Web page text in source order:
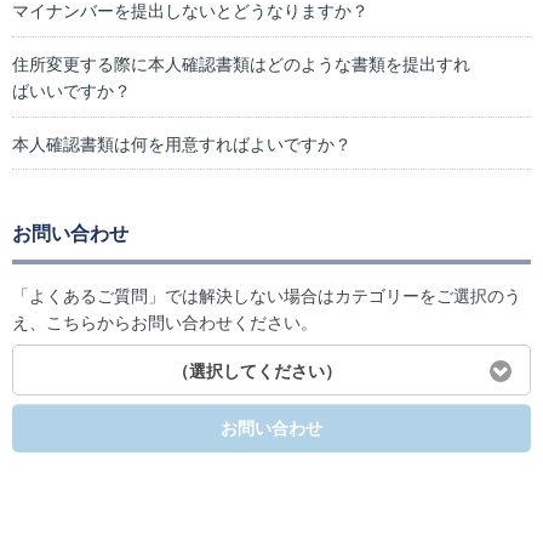
マイナンバーを提出しないとどうなりますか？
住所変更する際に本人確認書類はどのような書類を提出すれ
ばいいですか？
本人確認書類は何を用意すればよいですか？
お問い合わせ
「よくあるご質問」では解決しない場合はカテゴリーをご選択のう
え、こちらからお問い合わせください。
（選択してください）
お問い合わせ